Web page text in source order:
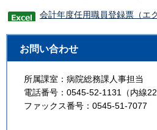
会計年度任用職員登録票（エ
お問い合わせ
所属課室：病院総務課人事担当
電話番号：0545-52-1131（内線
ファックス番号：0545-51-7077